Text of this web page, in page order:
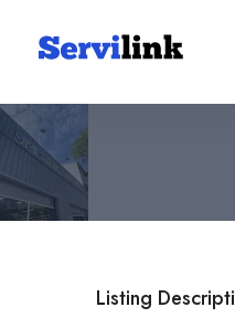
Sanysistem
Listing